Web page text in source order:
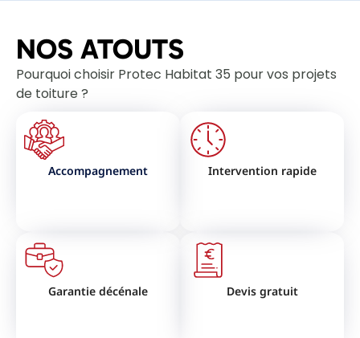
NOS ATOUTS
Pourquoi choisir Protec Habitat 35 pour vos projets
de toiture ?
Accompagnement Intervention rapide
Garantie décénale Devis gratuit